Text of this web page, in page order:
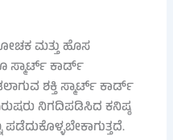
ಮತ್ತು ಹೊಸ
ಸ್ಮಾರ್ಟ್ ಕಾರ್ಡ್
ಶಕ್ತಿ ಸ್ಮಾರ್ಟ್ ಕಾರ್ಡ್
ನಿಗದಿಪಡಿಸಿದ ಕನಿಷ್ಠ